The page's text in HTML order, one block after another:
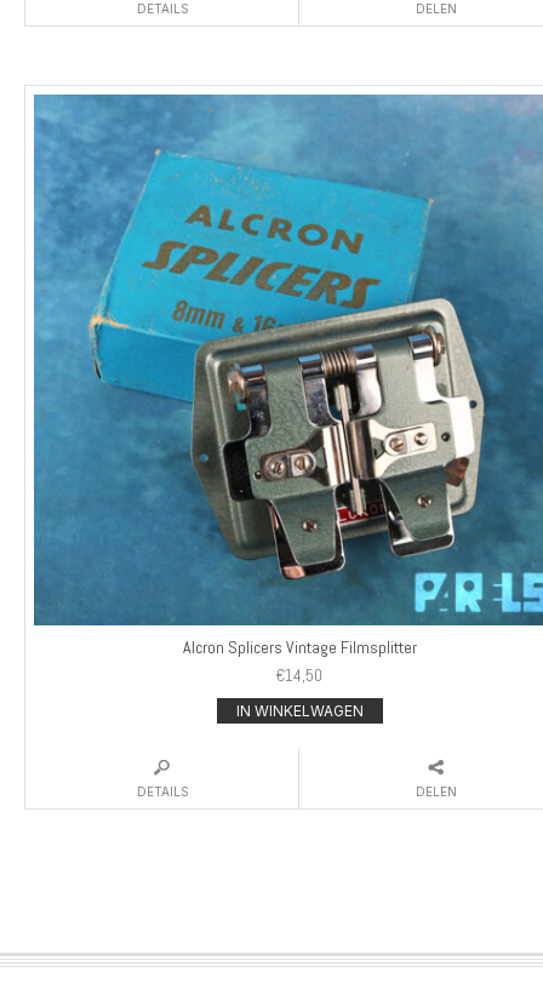
DETAILS DELEN
Alcron Splicers Vintage Filmsplitter
€14,50
IN WINKELWAGEN
DETAILS DELEN